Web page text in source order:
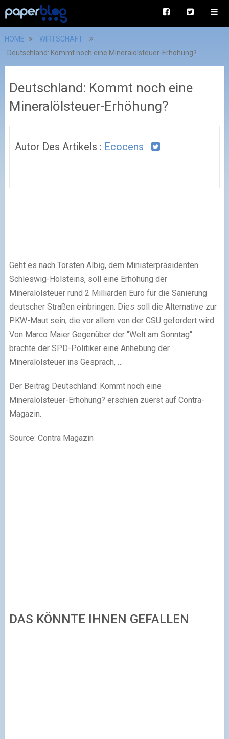
HOME
WIRTSCHAFT
Deutschland: Kommt noch eine Mineralölsteuer-Erhöhung?
Deutschland: Kommt noch eine
Mineralölsteuer-Erhöhung?
Autor Des Artikels : Ecocens
Geht es nach Torsten Albig, dem Ministerpräsidenten
Schleswig-Holsteins, soll eine Erhöhung der
Mineralölsteuer rund 2 Milliarden Euro für die Sanierung
deutscher Straßen einbringen. Dies soll die Alternative zur
PKW-Maut sein, die vor allem von der CSU gefordert wird.
Von Marco Maier Gegenüber der "Welt am Sonntag"
brachte der SPD-Politiker eine Anhebung der
Mineralölsteuer ins Gespräch, …
Der Beitrag Deutschland: Kommt noch eine
Mineralölsteuer-Erhöhung? erschien zuerst auf Contra-
Magazin.
Source: Contra Magazin
DAS KÖNNTE IHNEN GEFALLEN